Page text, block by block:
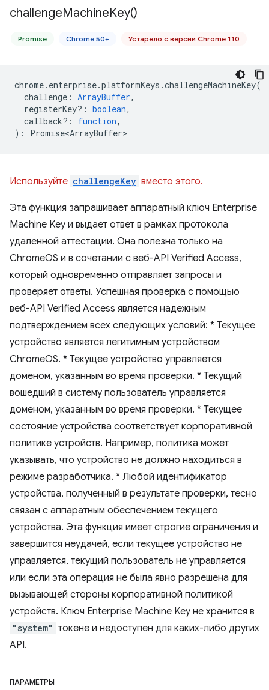
challengeMachineKey()
Promise Chrome 50+ Устарело с версии Chrome 110
chrome. enterprise.platformKeys .challengeMachineKey(
challenge : ArrayBuffer,
registerKey? : boolean,
callback? : function,
) : Promise<ArrayBuffer>
Используйте challengeKey вместо этого.
Эта функция запрашивает аппаратный ключ Enterprise
Machine Key и выдает ответ в рамках протокола
удаленной аттестации. Она полезна только на
ChromeOS и в сочетании с веб-API Verified Access,
который одновременно отправляет запросы и
проверяет ответы. Успешная проверка с помощью
веб-API Verified Access является надежным
подтверждением всех следующих условий: * Текущее
устройство является легитимным устройством
ChromeOS. * Текущее устройство управляется
доменом, указанным во время проверки. * Текущий
вошедший в систему пользователь управляется
доменом, указанным во время проверки. * Текущее
состояние устройства соответствует корпоративной
политике устройств. Например, политика может
указывать, что устройство не должно находиться в
режиме разработчика. * Любой идентификатор
устройства, полученный в результате проверки, тесно
связан с аппаратным обеспечением текущего
устройства. Эта функция имеет строгие ограничения и
завершится неудачей, если текущее устройство не
управляется, текущий пользователь не управляется
или если эта операция не была явно разрешена для
вызывающей стороны корпоративной политикой
устройств. Ключ Enterprise Machine Key не хранится в
"system" токене и недоступен для каких-либо других
API.
ПАРАМЕТРЫ